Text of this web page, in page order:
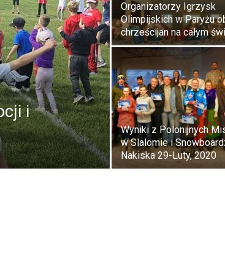
i
Organizatorzy Igrzysk
Olimpijskich w Paryżu
chrześcijan na całym
Wyniki z Polonijnych
w Slalomie i
Nakiska 29-Luty, 2020